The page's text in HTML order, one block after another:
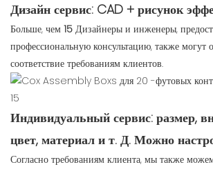
Дизайн сервис: CAD + рисунок
Больше, чем 15 Дизайнеры и инженеры,
профессиональную консультацию, также могут
соответствие требованиям клиентов.
Индивидуальный сервис: размер,
цвет, материал и т. Д. Можно
Согласно требованиям клиента, мы также